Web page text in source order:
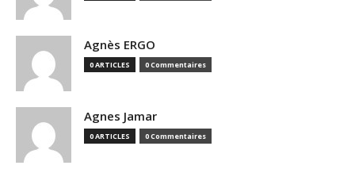
Agnès ERGO
0 ARTICLES 0 Commentaires
Agnes Jamar
0 ARTICLES 0 Commentaires